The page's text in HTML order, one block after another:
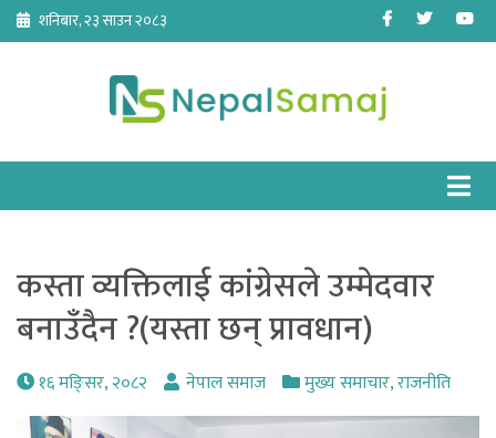
Skip
content
शनिबार, २३ साउन २०८३ Facebook
Twitter
कस्ता व्यक्तिलाई कांग्रेसले उम्मेदवार
बनाउँदैन ?(यस्ता छन् प्रावधान)
१६ मङि्सर, २०८२ नेपाल समाज मुख्य समाचार,राजनीति